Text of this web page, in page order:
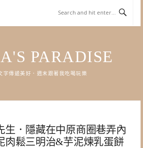
PARADISE
字傳遞美好．週末跟著我吃喝玩樂
生．隱藏在中原商圈巷弄內
肉鬆三明治&芋泥煉乳蛋餅